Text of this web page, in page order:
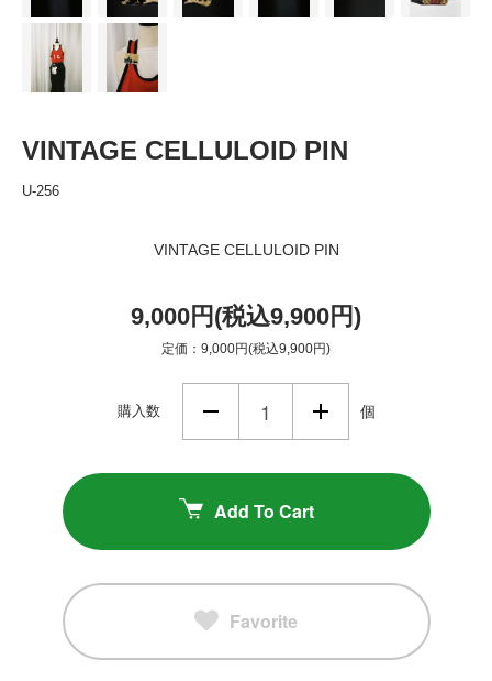
VINTAGE CELLULOID PIN
U-256
VINTAGE CELLULOID PIN
9,000円(税込9,900円)
定価：9,000円(税込9,900円)
購入数 個
Add To Cart
Favorite